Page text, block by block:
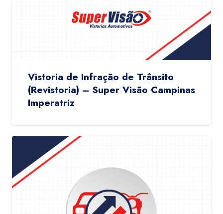
Vistoria de Infração de Trânsito
(Revistoria) – Super Visão Campinas
Imperatriz